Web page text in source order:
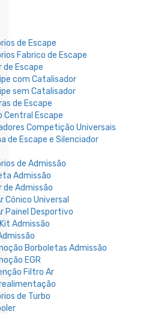
de Escape
Fabrico de Escape
de Escape
com Catalisador
sem Catalisador
de Escape
Central Escape
Competição Universais
de Escape e Silenciador
de Admissão
Admissão
de Admissão
Cónico Universal
Painel Desportivo
Admissão
Borboletas Admissão
EGR
Filtro Ar
de Turbo